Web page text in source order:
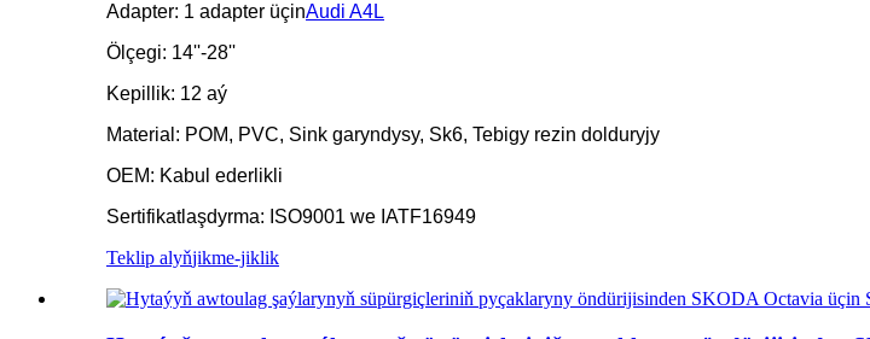
Adapter: 1 adapter üçinAudi A4L
Ölçegi: 14''-28''
Kepillik: 12 aý
Material: POM, PVC, Sink garyndysy, Sk6, Tebigy rezin dolduryjy
OEM: Kabul ederlikli
Sertifikatlaşdyrma: ISO9001 we IATF16949
Teklip alyňjikme-jiklik